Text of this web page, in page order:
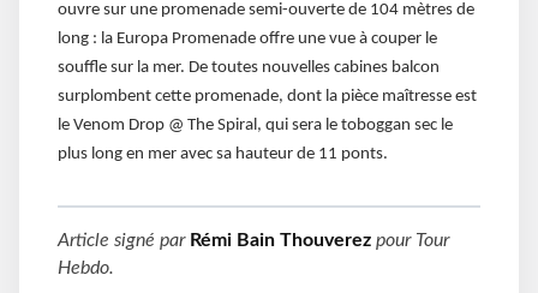
ouvre sur une promenade semi-ouverte de 104 mètres de
long : la Europa Promenade offre une vue à couper le
souffle sur la mer. De toutes nouvelles cabines balcon
surplombent cette promenade, dont la pièce maîtresse est
le Venom Drop @ The Spiral, qui sera le toboggan sec le
plus long en mer avec sa hauteur de 11 ponts.
Article signé par Rémi Bain Thouverez pour Tour
Hebdo.